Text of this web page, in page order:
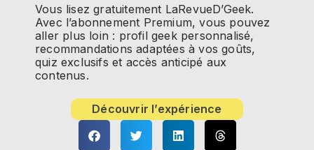
Vous lisez gratuitement LaRevueD’Geek.
Avec l’abonnement Premium, vous pouvez
aller plus loin : profil geek personnalisé,
recommandations adaptées à vos goûts,
quiz exclusifs et accès anticipé aux
contenus.
Découvrir l’expérience